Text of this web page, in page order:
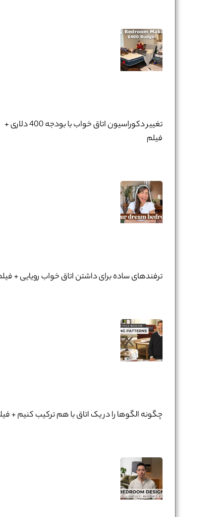
تغییر دکوراسیون اتاق خواب با بودجه 400 دلاری +
فیلم
ترفندهای ساده برای داشتن اتاق خواب رویایی +
چگونه الگوها را در یک اتاق با هم ترکیب کنیم +